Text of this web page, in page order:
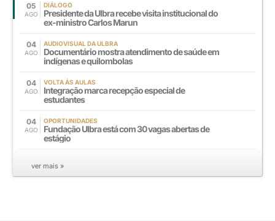
05
AGO
DIÁLOGO
Presidente da Ulbra recebe visita institucional do
ex-ministro Carlos Marun
04
AGO
AUDIOVISUAL DA ULBRA
Documentário mostra atendimento de saúde em
indígenas e quilombolas
04
AGO
VOLTA ÀS AULAS
Integração marca recepção especial de
estudantes
04
AGO
OPORTUNIDADES
Fundação Ulbra está com 30 vagas abertas de
estágio
ver mais »